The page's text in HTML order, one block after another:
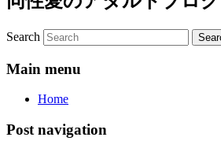
Search
Main menu
Home
Post navigation